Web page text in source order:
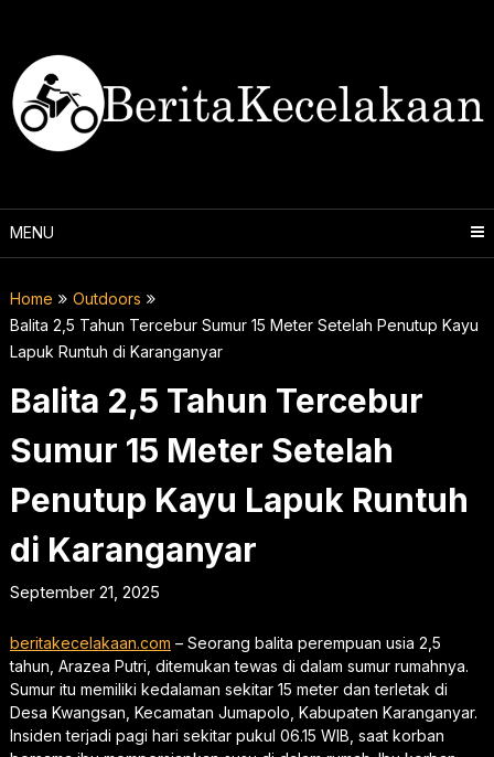
content
MENU
Home
Outdoors
Balita 2,5 Tahun Tercebur Sumur 15 Meter Setelah Penutup Kayu
Lapuk Runtuh di Karanganyar
Balita 2,5 Tahun Tercebur
Sumur 15 Meter Setelah
Penutup Kayu Lapuk Runtuh
di Karanganyar
September 21, 2025
beritakecelakaan.com – Seorang balita perempuan usia 2,5
tahun, Arazea Putri, ditemukan tewas di dalam sumur rumahnya.
Sumur itu memiliki kedalaman sekitar 15 meter dan terletak di
Desa Kwangsan, Kecamatan Jumapolo, Kabupaten Karanganyar.
Insiden terjadi pagi hari sekitar pukul 06.15 WIB, saat korban